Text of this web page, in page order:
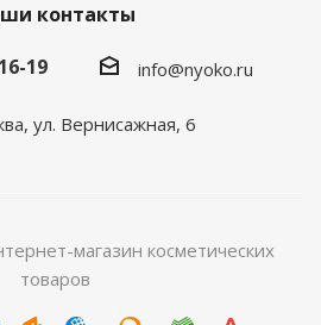
контакты
19
info@nyoko.ru
ул. Вернисажная, 6
магазин косметических
товаров